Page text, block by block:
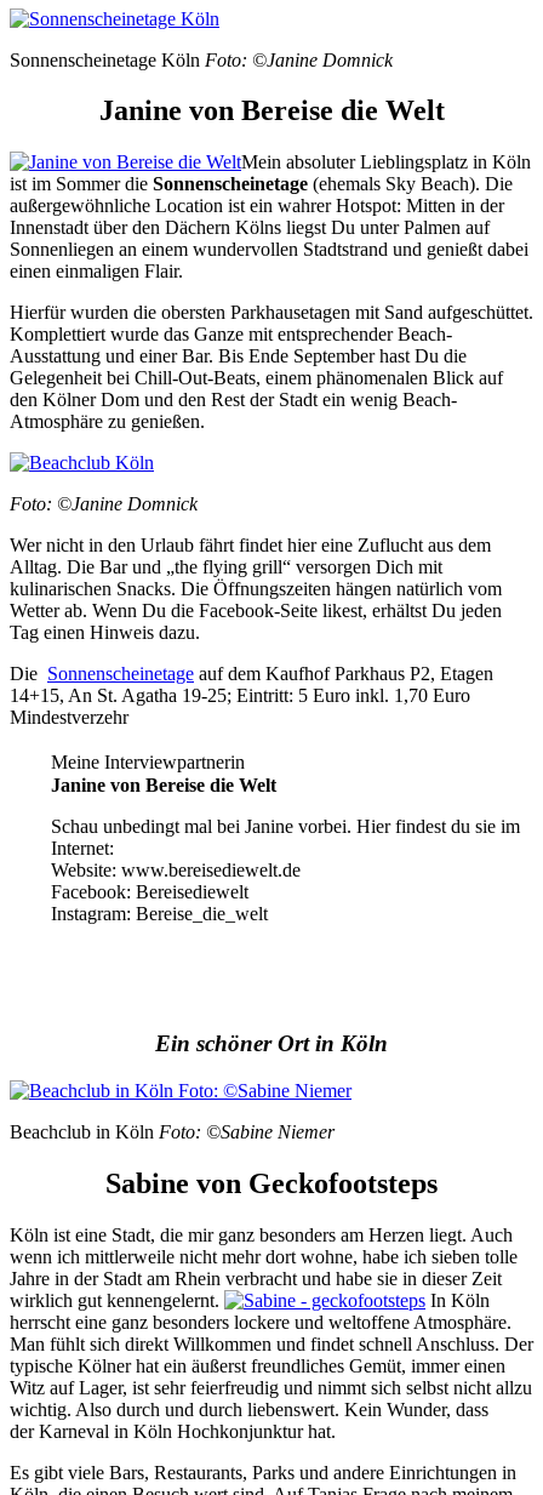
Sonnenscheinetage Köln Foto: ©Janine Domnick
Janine von Bereise die Welt
Mein absoluter Lieblingsplatz in Köln
ist im Sommer die Sonnenscheinetage (ehemals Sky Beach). Die
außergewöhnliche Location ist ein wahrer Hotspot: Mitten in der
Innenstadt über den Dächern Kölns liegst Du unter Palmen auf
Sonnenliegen an einem wundervollen Stadtstrand und genießt dabei
einen einmaligen Flair.
Hierfür wurden die obersten Parkhausetagen mit Sand aufgeschüttet.
Komplettiert wurde das Ganze mit entsprechender Beach-
Ausstattung und einer Bar. Bis Ende September hast Du die
Gelegenheit bei Chill-Out-Beats, einem phänomenalen Blick auf
den Kölner Dom und den Rest der Stadt ein wenig Beach-
Atmosphäre zu genießen.
Foto: ©Janine Domnick
Wer nicht in den Urlaub fährt findet hier eine Zuflucht aus dem
Alltag. Die Bar und „the flying grill“ versorgen Dich mit
kulinarischen Snacks. Die Öffnungszeiten hängen natürlich vom
Wetter ab. Wenn Du die Facebook-Seite likest, erhältst Du jeden
Tag einen Hinweis dazu.
Die Sonnenscheinetage auf dem Kaufhof Parkhaus P2, Etagen
14+15, An St. Agatha 19-25; Eintritt: 5 Euro inkl. 1,70 Euro
Mindestverzehr
Meine Interviewpartnerin
Janine von Bereise die Welt
Schau unbedingt mal bei Janine vorbei. Hier findest du sie im
Internet:
Website: www.bereisediewelt.de
Facebook: Bereisediewelt
Instagram: Bereise_die_welt
Ein schöner Ort in Köln
Beachclub in Köln Foto: ©Sabine Niemer
Sabine von Geckofootsteps
Köln ist eine Stadt, die mir ganz besonders am Herzen liegt. Auch
wenn ich mittlerweile nicht mehr dort wohne, habe ich sieben tolle
Jahre in der Stadt am Rhein verbracht und habe sie in dieser Zeit
wirklich gut kennengelernt.
In Köln
herrscht eine ganz besonders lockere und weltoffene Atmosphäre.
Man fühlt sich direkt Willkommen und findet schnell Anschluss. Der
typische Kölner hat ein äußerst freundliches Gemüt, immer einen
Witz auf Lager, ist sehr feierfreudig und nimmt sich selbst nicht allzu
wichtig. Also durch und durch liebenswert. Kein Wunder, dass
der Karneval in Köln Hochkonjunktur hat.
Es gibt viele Bars, Restaurants, Parks und andere Einrichtungen in